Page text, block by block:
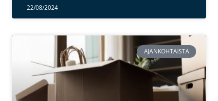
22/08/2024
AJANKOHTAISTA